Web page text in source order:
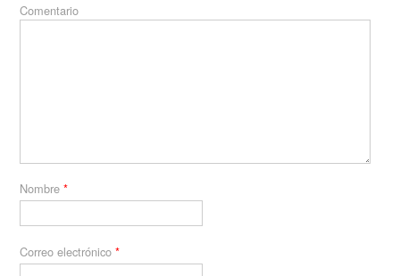
Comentario
Nombre*
Correo electrónico*